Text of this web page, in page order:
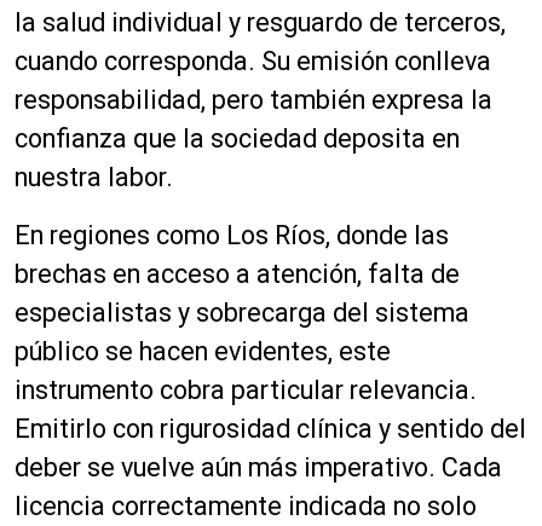
la salud individual y resguardo de terceros,
cuando corresponda. Su emisión conlleva
responsabilidad, pero también expresa la
confianza que la sociedad deposita en
nuestra labor.
En regiones como Los Ríos, donde las
brechas en acceso a atención, falta de
especialistas y sobrecarga del sistema
público se hacen evidentes, este
instrumento cobra particular relevancia.
Emitirlo con rigurosidad clínica y sentido del
deber se vuelve aún más imperativo. Cada
licencia correctamente indicada no solo